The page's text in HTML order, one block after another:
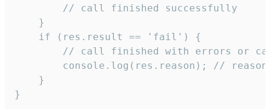
        // call finished successfully
    }
    if (res.result == 'fail') {
// call finished with errors or
console.log(res.reason); //
    }
}